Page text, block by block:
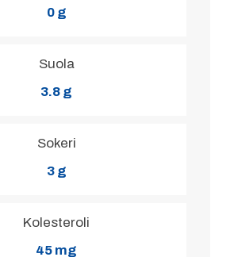
0 g
Suola
3.8 g
Sokeri
3 g
Kolesteroli
45 mg